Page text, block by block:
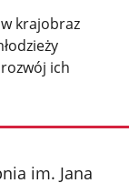
krajobraz
ich
im. Jana